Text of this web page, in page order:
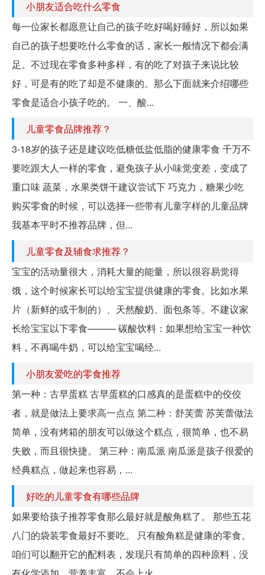
小朋友适合吃什么零食
每一位家长都愿意让自己的孩子吃好喝好睡好，所以如果
自己的孩子想要吃什么零食的话，家长一般情况下都会满
足。不过现在零食多种多样，有的吃了对孩子来说比较
好，可是有的吃了却是不健康的。那么下面就来介绍哪些
零食是适合小孩子吃的。 一、酸...
儿童零食品牌推荐？
3-18岁的孩子还是建议吃低糖低盐低脂的健康零食 千万不
要吃跟大人一样的零食，避免孩子从小味觉变差，变成了
重口味 蔬菜，水果类饼干建议尝试下 巧克力，糖果少吃
购买零食的时候，可以选择一些带有儿童字样的儿童品牌
我基本平时不推荐品牌，但...
儿童零食及辅食求推荐？
宝宝的活动量很大，消耗大量的能量，所以很容易觉得
饿，这个时候家长可以给宝宝提供健康的零食。比如水果
片（新鲜的或干制的）、天然酸奶、面包条等。不建议家
长给宝宝以下零食——— 碳酸饮料：如果想给宝宝一种饮
料，不再喝牛奶，可以给宝宝喝经...
小朋友爱吃的零食推荐
第一种：古早蛋糕 古早蛋糕的口感真的是蛋糕中的佼佼
者，就是做法上要求高一点点 第二种：舒芙蕾 苏芙蕾做法
简单，没有烤箱的朋友可以做这个糕点，很简单，也不易
失败，而且很快捷。 第三种：南瓜派 南瓜派是孩子很爱的
经典糕点，做起来也容易，...
好吃的儿童零食有哪些品牌
如果要给孩子推荐零食那么最好就是酸角糕了。 那些五花
八门的袋装零食最好不要吃。 只有酸角糕是健康的零食。
咱们可以翻开它的配料表，发现只有简单的四种原料，没